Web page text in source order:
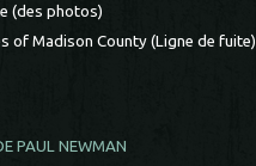
(des photos)
of Madison County (Ligne de fuite)
PAUL NEWMAN